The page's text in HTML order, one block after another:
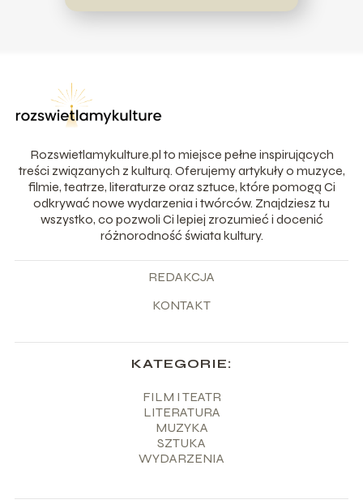
Rozswietlamykulture.pl to miejsce pełne inspirujących
treści związanych z kulturą. Oferujemy artykuły o muzyce,
filmie, teatrze, literaturze oraz sztuce, które pomogą Ci
odkrywać nowe wydarzenia i twórców. Znajdziesz tu
wszystko, co pozwoli Ci lepiej zrozumieć i docenić
różnorodność świata kultury.
REDAKCJA
KONTAKT
KATEGORIE:
FILM I TEATR
LITERATURA
MUZYKA
SZTUKA
WYDARZENIA